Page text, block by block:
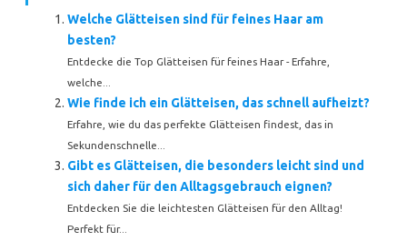
Welche Glätteisen sind für feines Haar am
besten?
Entdecke die Top Glätteisen für feines Haar - Erfahre,
welche...
Wie finde ich ein Glätteisen, das schnell aufheizt?
Erfahre, wie du das perfekte Glätteisen findest, das in
Sekundenschnelle...
Gibt es Glätteisen, die besonders leicht sind und
sich daher für den Alltagsgebrauch eignen?
Entdecken Sie die leichtesten Glätteisen für den Alltag!
Perfekt für...